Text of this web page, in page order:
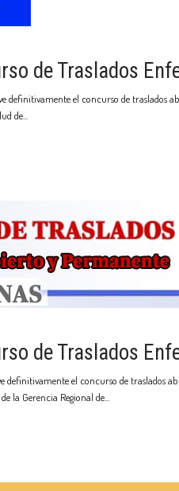
de Traslados
definitivamente el concurso de
de
de Traslados
definitivamente el concurso de
la Gerencia Regional de